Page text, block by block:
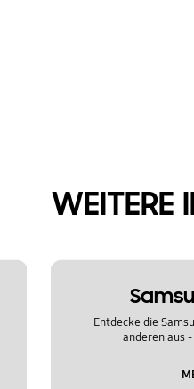
WEITERE
Entdecke die
anderen aus -